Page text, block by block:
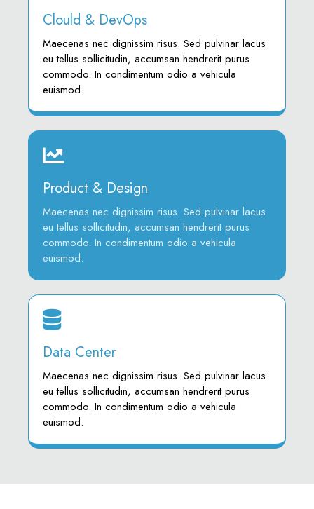
Clould & DevOps
Maecenas nec dignissim risus. Sed pulvinar lacus
eu tellus sollicitudin, accumsan hendrerit purus
commodo. In condimentum odio a vehicula
euismod.
Product & Design
Maecenas nec dignissim risus. Sed pulvinar lacus
eu tellus sollicitudin, accumsan hendrerit purus
commodo. In condimentum odio a vehicula
euismod.
Data Center
Maecenas nec dignissim risus. Sed pulvinar lacus
eu tellus sollicitudin, accumsan hendrerit purus
commodo. In condimentum odio a vehicula
euismod.